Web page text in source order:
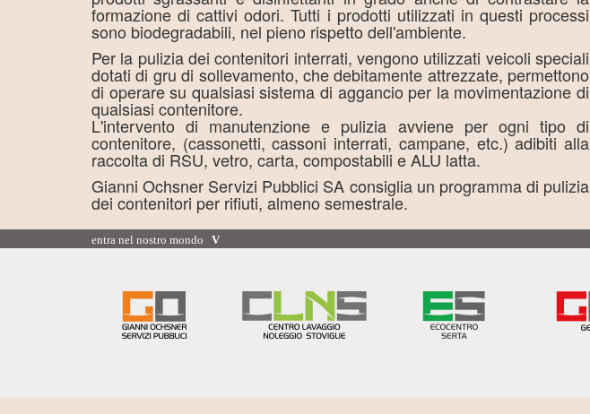
formazione di cattivi odori. Tutti i prodotti utilizzati in questi processi
sono biodegradabili, nel pieno rispetto dell'ambiente.
Per la pulizia dei contenitori interrati, vengono utilizzati veicoli speciali
dotati di gru di sollevamento, che debitamente attrezzate, permettono
di operare su qualsiasi sistema di aggancio per la movimentazione di
qualsiasi contenitore.
L'intervento di manutenzione e pulizia avviene per ogni tipo di
contenitore, (cassonetti, cassoni interrati, campane, etc.) adibiti alla
raccolta di RSU, vetro, carta, compostabili e ALU latta.
Gianni Ochsner Servizi Pubblici SA consiglia un programma di pulizia
dei contenitori per rifiuti, almeno semestrale.
entra nel nostro mondo V